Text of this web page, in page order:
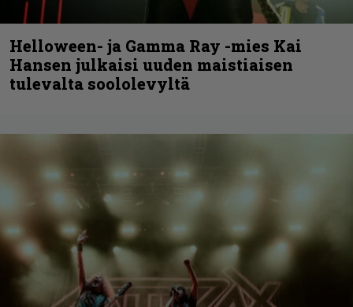
Helloween- ja Gamma Ray -mies Kai
Hansen julkaisi uuden maistiaisen
tulevalta soololevyltä